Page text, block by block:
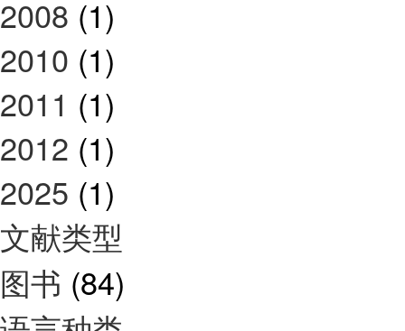
2008 (1)
2010 (1)
2011 (1)
2012 (1)
2025 (1)
文献类型
图书 (84)